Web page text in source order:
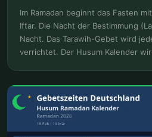
Im Ramadan beginnt das Fasten
Iftar. Die Nacht der Bestimmung
Nacht. Das Tarawih-Gebet wird
verrichtet. Der Husum Kalender